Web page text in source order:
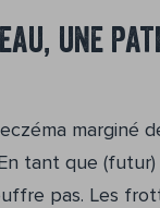
une
marginé
tant que
pas. Les